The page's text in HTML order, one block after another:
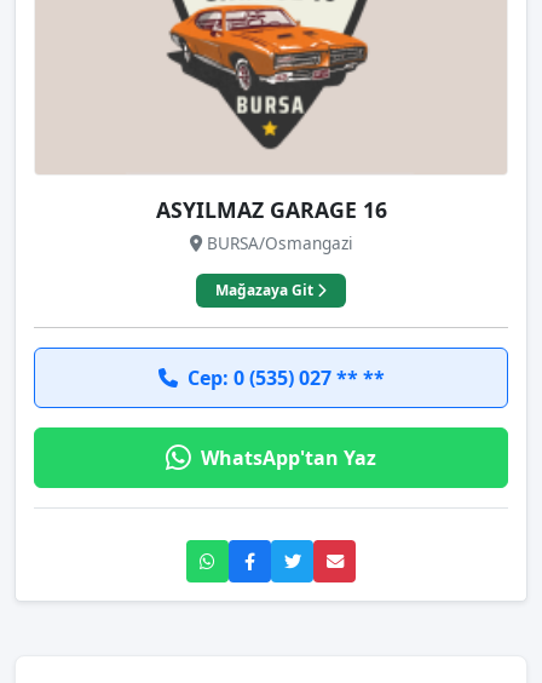
ASYILMAZ GARAGE 16
BURSA/Osmangazi
Mağazaya Git
Cep: 0 (535) 027 ** **
WhatsApp'tan Yaz